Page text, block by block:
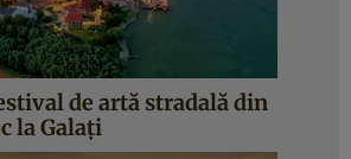
de artă stradală din
la Galați